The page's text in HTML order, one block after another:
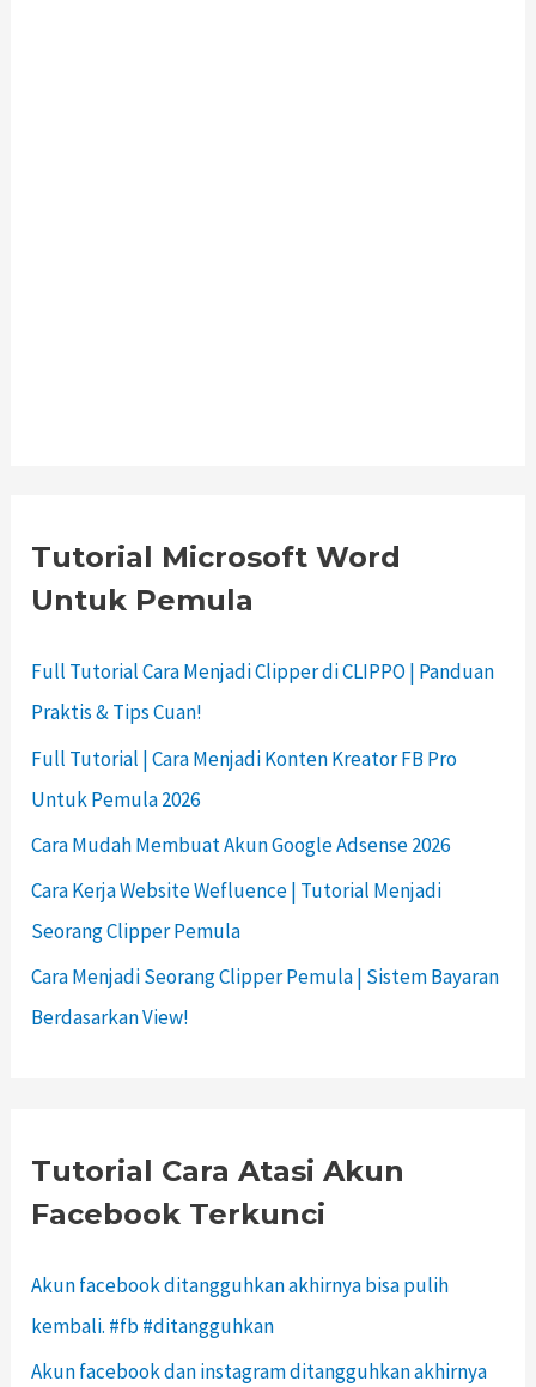
Tutorial Microsoft Word
Untuk Pemula
Full Tutorial Cara Menjadi Clipper di CLIPPO | Panduan
Praktis & Tips Cuan!
Full Tutorial | Cara Menjadi Konten Kreator FB Pro
Untuk Pemula 2026
Cara Mudah Membuat Akun Google Adsense 2026
Cara Kerja Website Wefluence | Tutorial Menjadi
Seorang Clipper Pemula
Cara Menjadi Seorang Clipper Pemula | Sistem Bayaran
Berdasarkan View!
Tutorial Cara Atasi Akun
Facebook Terkunci
Akun facebook ditangguhkan akhirnya bisa pulih
kembali. #fb #ditangguhkan
Akun facebook dan instagram ditangguhkan akhirnya